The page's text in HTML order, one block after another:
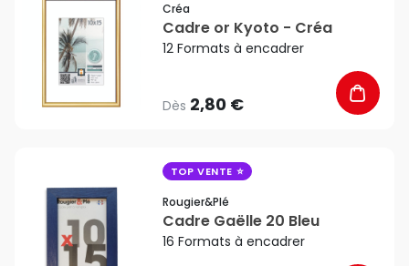
Créa
Cadre or Kyoto - Créa
12 Formats à encadrer
Dès 2,80 €
TOP VENTE
Rougier&plé
Cadre Gaëlle 20 Bleu
16 Formats à encadrer